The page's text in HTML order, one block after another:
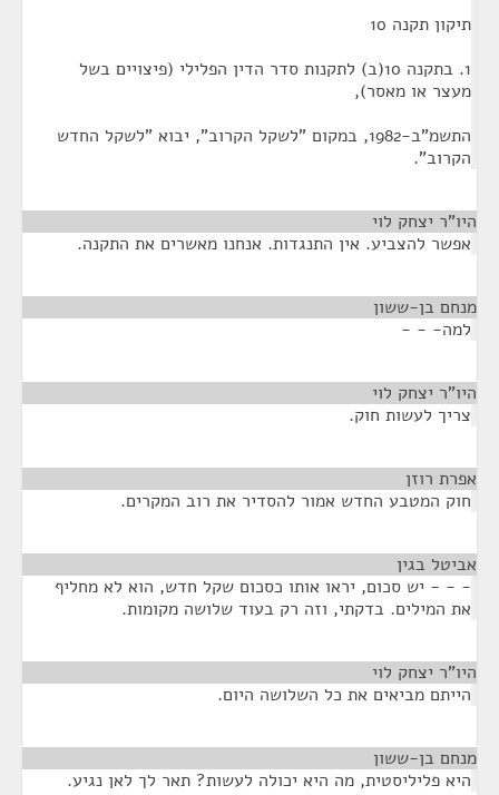
תיקון תקנה 10
1. בתקנה 10(ב) לתקנות סדר הדין הפלילי (פיצויים בשל
מעצר או מאסר),
התשמ"ב-1982, במקום "לשקל הקרוב", יבוא "לשקל החדש
הקרוב".
היו"ר יצחק לוי
אפשר להצביע. אין התנגדות. אנחנו מאשרים את התקנה.
מנחם בן-ששון
למה- - -
היו"ר יצחק לוי
צריך לעשות חוק.
אפרת רוזן
חוק המטבע החדש אמור להסדיר את רוב המקרים.
אביטל בגין
- - - יש סכום, יראו אותו כסכום שקל חדש, הוא לא מחליף
את המילים. בדקתי, וזה רק בעוד שלושה מקומות.
היו"ר יצחק לוי
הייתם מביאים את כל השלושה היום.
מנחם בן-ששון
היא פליליסטית, מה היא יכולה לעשות? תאר לך לאן נגיע.